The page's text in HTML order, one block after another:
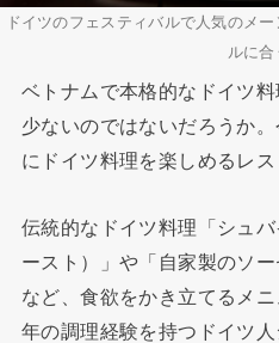
ドイツのフェスティバルで人気のメ
ルに合
ベトナムで本格的なドイツ
少ないのではないだろうか
にドイツ料理を楽しめるレス
伝統的なドイツ料理「シュ
ースト）」や「自家製のソ
など、食欲をかき立てるメ
年の調理経験を持つドイツ